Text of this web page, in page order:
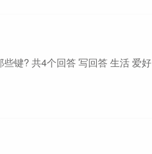
键? 共4个回答 写回答 生活 爱好